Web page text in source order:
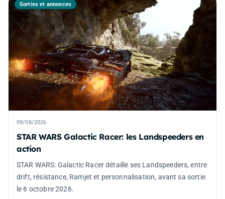
Sorties et annonces
09/08/2026
STAR WARS Galactic Racer: les Landspeeders en
action
STAR WARS: Galactic Racer détaille ses Landspeeders, entre
drift, résistance, Ramjet et personnalisation, avant sa sortie
le 6 octobre 2026.